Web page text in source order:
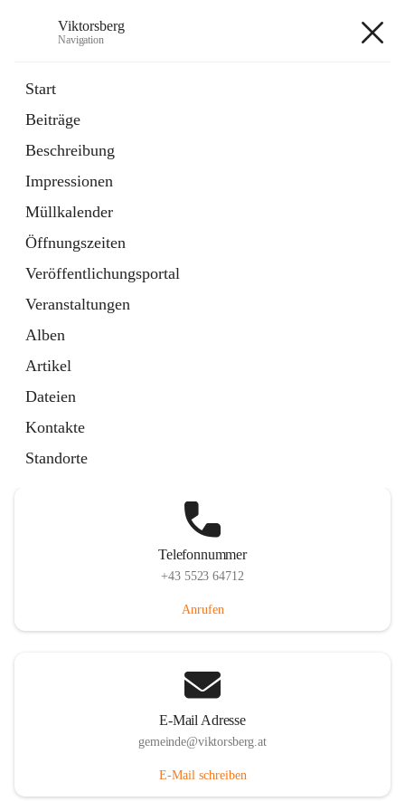
Viktorsberg
Navigation
Start
Beiträge
Beschreibung
Impressionen
Müllkalender
Öffnungszeiten
Veröffentlichungsportal
Veranstaltungen
Alben
Artikel
Dateien
Kontakte
Standorte
1 Schnellzugriff
Bürgerservice
10 Schnellzugriffe
Telefonnummer
+43 5523 64712
Anrufen
E-Mail Adresse
gemeinde@viktorsberg.at
E-Mail schreiben